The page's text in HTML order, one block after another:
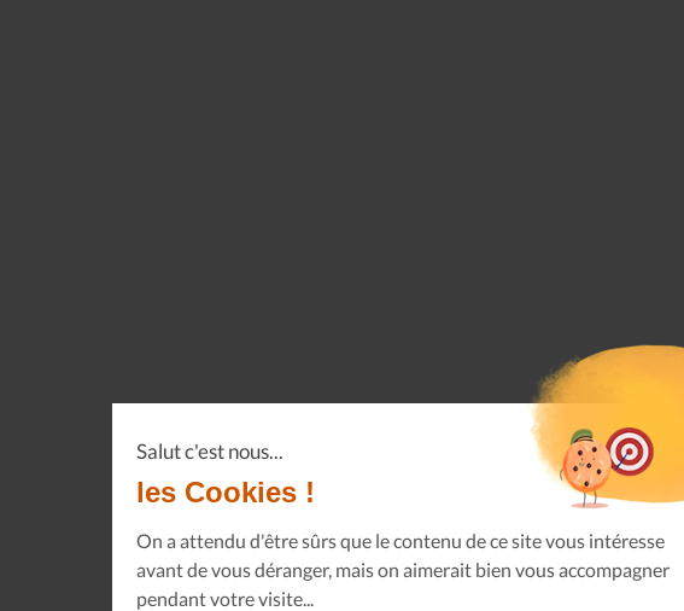
Salut c'est nous...
les Cookies !
On a attendu d'être sûrs que le contenu de ce site vous intéresse
avant de vous déranger, mais on aimerait bien vous accompagner
pendant votre visite...
Casserolade pour le roy
Le Journal
SPÉCIAL 30